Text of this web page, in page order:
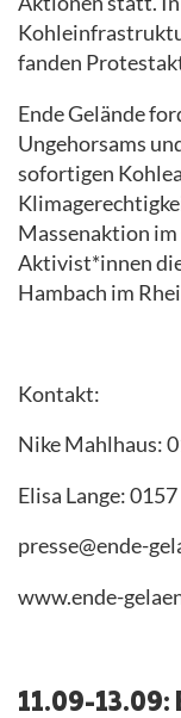
fanden
Ende Gelände
Ungehorsams
sofortigen
Massenaktion
Aktivist*innen
Hambach im
Kontakt:
Nike Mahlhaus:
Elisa Lange:
presse@ende-
www.ende-
11.09-13.09: